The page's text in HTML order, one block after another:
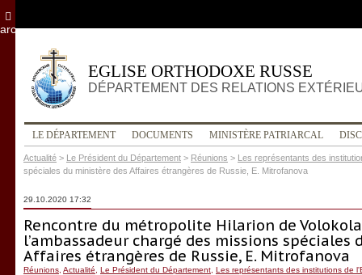
EGLISE ORTHODOXE RUSSE
DÉPARTEMENT DES RELATIONS
LE DÉPARTEMENT DOCUMENTS MINISTÈRE PATRIARCAL
Actualité > Le Président du Département > Réunions > Les représentants des
spéciales du ministère des Affaires étrangères de Russie, E. Mitrofanova
29.10.2020 17:32
Rencontre du métropolite Hilarion de
l’ambassadeur chargé des missions spéciales
Affaires étrangères de Russie, E. Mitrofanova
Réunions Actualité Le Président du Département Les représentants des institutions de
archives